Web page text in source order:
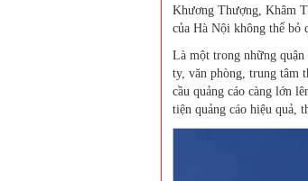
Khương Thượng, Khâm
của Hà Nội không thể bỏ
Là một trong những
ty, văn phòng, trung tâm
cầu quảng cáo càng lớn
tiện quảng cáo hiệu quả,